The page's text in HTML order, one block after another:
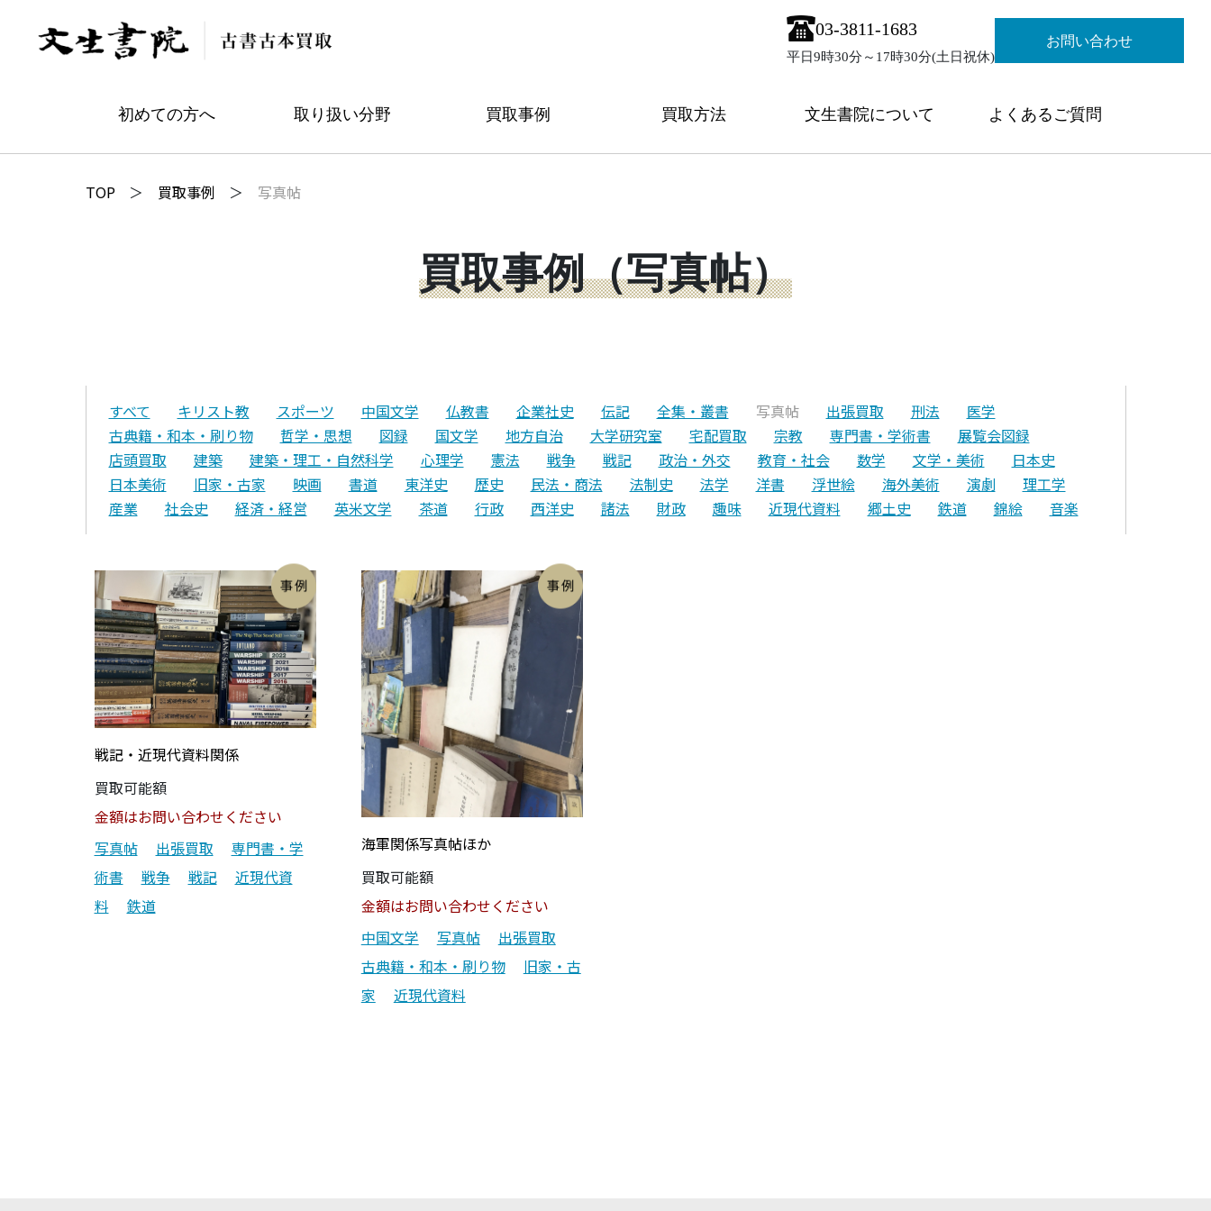
03-3811-1683
平日9時30分～17時30分(土日祝休)
お問い合わせ
初めての方へ 取り扱い分野 買取事例 買取方法 文生書院について よくあるご質問
TOP 買取事例 写真帖
買取事例（写真帖）
すべて キリスト教 スポーツ 中国文学 仏教書 企業社史 伝記 全集・叢書 写真帖 出張買取 刑法
医学
古典籍・和本・刷り物
哲学・思想 図録 国文学 地方自治 大学研究室 宅配買取 宗教 専門書・学術書
展覧会図録
店頭買取
建築 建築・理工・自然科学 心理学 憲法 戦争 戦記 政治・外交 教育・社会 数学 文学・美術
日本史
日本美術
旧家・古家 映画 書道 東洋史 歴史 民法・商法 法制史 法学 洋書 浮世絵 海外美術 演劇
理工学
産業
社会史 経済・経営 英米文学 茶道 行政 西洋史 諸法 財政 趣味 近現代資料 郷土史 鉄道 錦絵 音楽
戦記・近現代資料関係
買取可能額
金額はお問い合わせください
写真帖
出張買取
専門書・学
術書
戦争 戦記
近現代資
料
鉄道
海軍関係写真帖ほか
買取可能額
金額はお問い合わせください
中国文学
写真帖
出張買取
古典籍・和本・刷り物
旧家・古
家
近現代資料